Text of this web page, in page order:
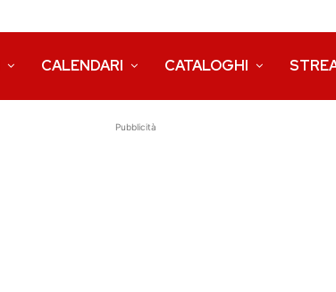
CALENDARI CATALOGHI
Pubblicità